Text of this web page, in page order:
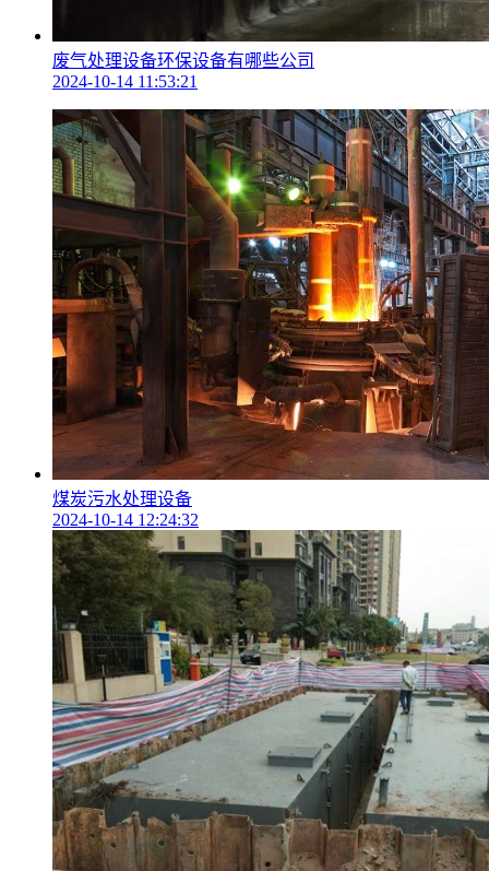
废气处理设备环保设备有哪些公司
2024-10-14 11:53:21
煤炭污水处理设备
2024-10-14 12:24:32